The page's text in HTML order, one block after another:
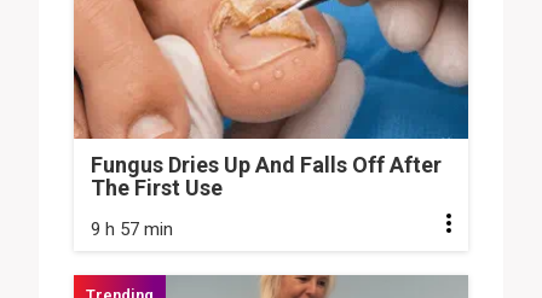
Fungus Dries Up And Falls Off After
The First Use
9 h 57 min